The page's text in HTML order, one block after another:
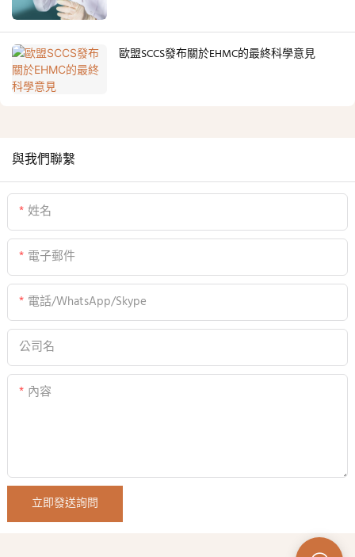
歐盟SCCS發布關於EHMC的最終科學意見
與我們聯繫
姓名
電子郵件
電話/WhatsApp/Skype
公司名
內容
立即發送詢問